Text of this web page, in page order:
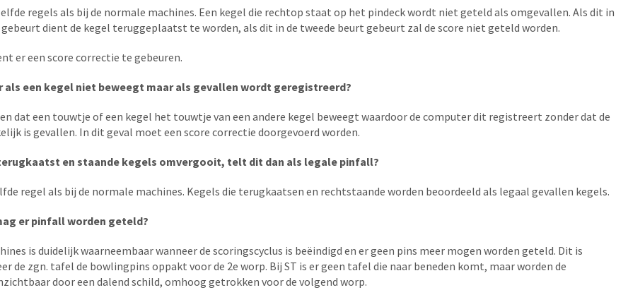
regels als bij de normale machines. Een kegel die rechtop staat op het pindeck wordt niet geteld als omgevallen. Als dit in
dient de kegel teruggeplaatst te worden, als dit in de tweede beurt gebeurt zal de score niet geteld worden.
er een score correctie te gebeuren.
als een kegel niet beweegt maar als gevallen wordt geregistreerd?
dat een touwtje of een kegel het touwtje van een andere kegel beweegt waardoor de computer dit registreert zonder dat de
is gevallen. In dit geval moet een score correctie doorgevoerd worden.
en staande kegels omvergooit, telt dit dan als legale pinfall?
regel als bij de normale machines. Kegels die terugkaatsen en rechtstaande worden beoordeeld als legaal gevallen kegels.
er pinfall worden geteld?
is duidelijk waarneembaar wanneer de scoringscyclus is beëindigd en er geen pins meer mogen worden geteld. Dit is
de zgn. tafel de bowlingpins oppakt voor de 2e worp. Bij ST is er geen tafel die naar beneden komt, maar worden de
door een dalend schild, omhoog getrokken voor de volgend worp.